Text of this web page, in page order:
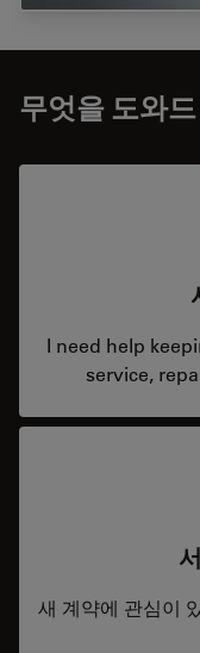
무엇을 도와
I need help
service,
새 계약에 관심이